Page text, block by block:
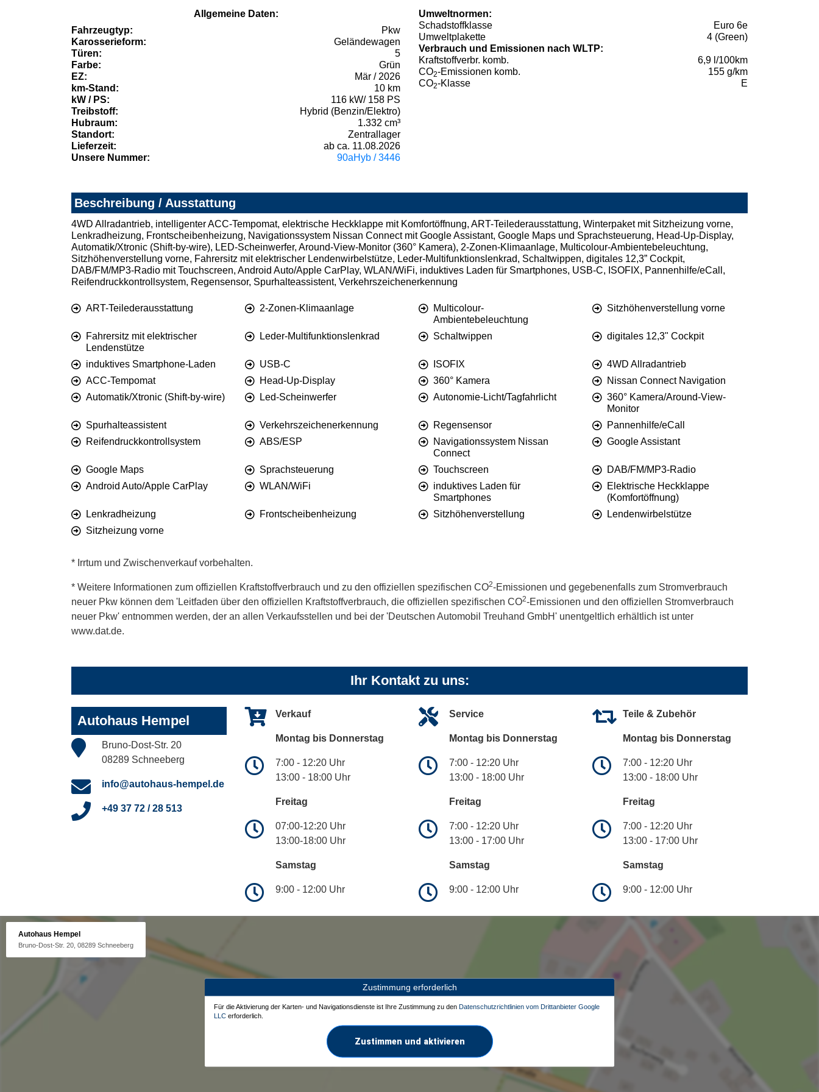
Allgemeine Daten:
Fahrzeugtyp:
Pkw
Karosserieform:
Geländewagen
Türen:
5
Farbe:
Grün
EZ:
Mär / 2026
km-Stand:
10 km
kW / PS:
116 kW/ 158 PS
Treibstoff:
Hybrid (Benzin/Elektro)
Hubraum:
1.332 cm³
Standort:
Zentrallager
Lieferzeit:
ab ca. 11.08.2026
Unsere Nummer:
90aHyb / 3446
Umweltnormen:
Schadstoffklasse
Euro 6e
Umweltplakette
4 (Green)
Verbrauch und Emissionen nach WLTP:
Kraftstoffverbr. komb.
6,9 l/100km
CO2-Emissionen komb.
155 g/km
CO2-Klasse E
Beschreibung / Ausstattung
4WD Allradantrieb, intelligenter ACC-Tempomat, elektrische Heckklappe mit Komfortöffnung, ART-Teilederausstattung, Winterpaket mit Sitzheizung vorne,
Lenkradheizung, Frontscheibenheizung, Navigationssystem Nissan Connect mit Google Assistant, Google Maps und Sprachsteuerung, Head-Up-Display,
Automatik/Xtronic (Shift-by-wire), LED-Scheinwerfer, Around-View-Monitor (360° Kamera), 2-Zonen-Klimaanlage, Multicolour-Ambientebeleuchtung,
Sitzhöhenverstellung vorne, Fahrersitz mit elektrischer Lendenwirbelstütze, Leder-Multifunktionslenkrad, Schaltwippen, digitales 12,3” Cockpit,
DAB/FM/MP3-Radio mit Touchscreen, Android Auto/Apple CarPlay, WLAN/WiFi, induktives Laden für Smartphones, USB-C, ISOFIX, Pannenhilfe/eCall,
Reifendruckkontrollsystem, Regensensor, Spurhalteassistent, Verkehrszeichenerkennung
ART-Teilederausstattung 2-Zonen-Klimaanlage
Multicolour-
Ambientebeleuchtung
Sitzhöhenverstellung vorne
Fahrersitz mit elektrischer
Lendenstütze
Leder-Multifunktionslenkrad Schaltwippen digitales 12,3" Cockpit
induktives Smartphone-Laden USB-C ISOFIX
4WD Allradantrieb
ACC-Tempomat
Head-Up-Display 360° Kamera
Nissan Connect Navigation
Automatik/Xtronic (Shift-by-wire)
Led-Scheinwerfer Autonomie-Licht/Tagfahrlicht
360° Kamera/Around-View-
Monitor
Spurhalteassistent
Verkehrszeichenerkennung Regensensor
Pannenhilfe/eCall
Reifendruckkontrollsystem
ABS/ESP
Navigationssystem Nissan
Connect
Google Assistant
Google Maps Sprachsteuerung Touchscreen
DAB/FM/MP3-Radio
Android Auto/Apple CarPlay
WLAN/WiFi
induktives Laden für
Smartphones
Elektrische Heckklappe
(Komfortöffnung)
Lenkradheizung
Frontscheibenheizung Sitzhöhenverstellung
Lendenwirbelstütze
Sitzheizung vorne
* Irrtum und Zwischenverkauf vorbehalten.
* Weitere Informationen zum offiziellen Kraftstoffverbrauch und zu den offiziellen spezifischen CO2-Emissionen und gegebenenfalls zum Stromverbrauch
neuer Pkw können dem 'Leitfaden über den offiziellen Kraftstoffverbrauch, die offiziellen spezifischen CO2-Emissionen und den offiziellen Stromverbrauch
neuer Pkw' entnommen werden, der an allen Verkaufsstellen und bei der 'Deutschen Automobil Treuhand GmbH' unentgeltlich erhältlich ist unter
www.dat.de.
Ihr Kontakt zu uns:
Autohaus Hempel
Bruno-Dost-Str. 20
08289 Schneeberg
info@autohaus-hempel.de
+49 37 72 / 28 513
Verkauf
Montag bis Donnerstag
7:00 - 12:20 Uhr
13:00 - 18:00 Uhr
Freitag
07:00-12:20 Uhr
13:00-18:00 Uhr
Samstag
9:00 - 12:00 Uhr
Service
Montag bis Donnerstag
7:00 - 12:20 Uhr
13:00 - 18:00 Uhr
Freitag
7:00 - 12:20 Uhr
13:00 - 17:00 Uhr
Samstag
9:00 - 12:00 Uhr
Teile & Zubehör
Montag bis Donnerstag
7:00 - 12:20 Uhr
13:00 - 18:00 Uhr
Freitag
7:00 - 12:20 Uhr
13:00 - 17:00 Uhr
Samstag
9:00 - 12:00 Uhr
Autohaus Hempel
Bruno-Dost-Str. 20, 08289 Schneeberg
Zustimmung erforderlich
Für die Aktivierung der Karten- und Navigationsdienste ist Ihre Zustimmung zu den Datenschutzrichtlinien vom Drittanbieter Google
LLC erforderlich.
Zustimmen und aktivieren